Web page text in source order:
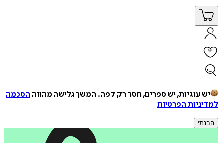
יש עוגיות, יש ספרים, חסר רק קפה. המשך גלישה מהווה הסכמה
למדיניות הפרטיות
הבנתי